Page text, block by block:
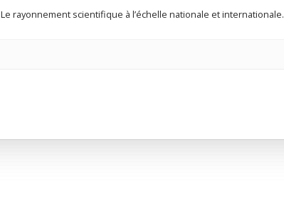
Le rayonnement scientifique à l’échelle nationale et internationale.